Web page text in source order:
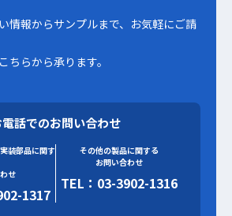
情報からサンプルまで、お気軽にご請
ちらから承ります。
電話でのお問い合わせ
装部品に関す
せ
1317
その他の製品に関する
お問い合わせ
TEL：03-3902-1316